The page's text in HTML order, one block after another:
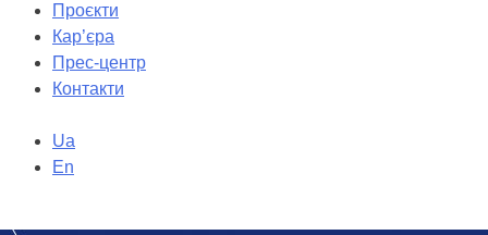
Проєкти
Кар’єра
Прес-центр
Контакти
Ua
En